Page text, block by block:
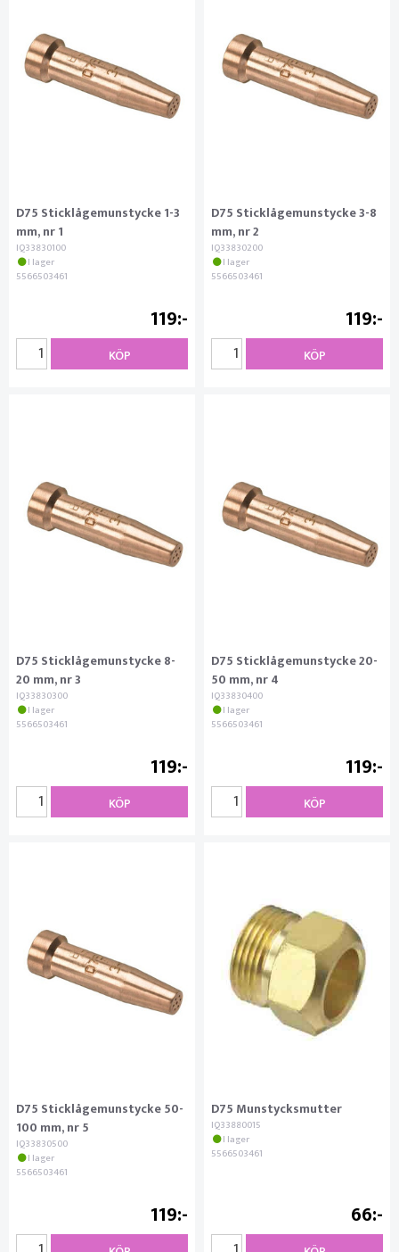
D75 Sticklågemunstycke 1-3
mm, nr 1
IQ33830100
I lager
5566503461
119
KÖP
D75 Sticklågemunstycke 3-8
mm, nr 2
IQ33830200
I lager
5566503461
119
KÖP
D75 Sticklågemunstycke 8-
20 mm, nr 3
IQ33830300
I lager
5566503461
119
KÖP
D75 Sticklågemunstycke 20-
50 mm, nr 4
IQ33830400
I lager
5566503461
119
KÖP
D75 Sticklågemunstycke 50-
100 mm, nr 5
IQ33830500
I lager
5566503461
119
D75 Munstycksmutter
IQ33880015
I lager
5566503461
66